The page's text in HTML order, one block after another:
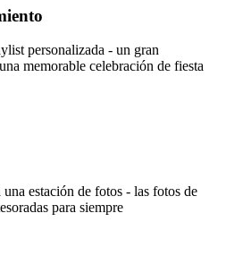
personalizada - un gran
memorable celebración de fiesta
estación de fotos - las fotos de
para siempre